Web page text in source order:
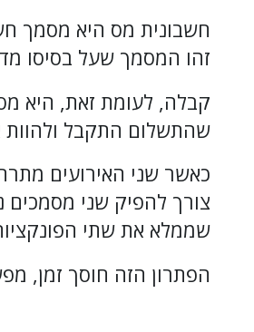
חשבונית מס היא מסמך
זהו המסמך שעל בסיסו
קבלה, לעומת זאת, היא
שהתשלום התקבל
כאשר שני האירועים
צורך להפיק שני
שממלא את שתי
הפתרון הזה חוסך זמן,